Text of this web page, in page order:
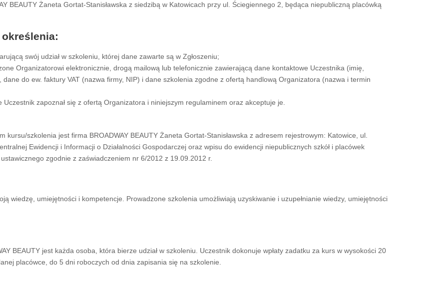
BEAUTY Żaneta Gortat-Stanisławska z siedzibą w Katowicach przy ul. Ściegiennego 2, będąca niepubliczną placówką
swój udział w szkoleniu, której dane zawarte są w Zgłoszeniu;
Organizatorowi elektronicznie, drogą mailową lub telefonicznie zawierającą dane kontaktowe Uczestnika (imię,
do ew. faktury VAT (nazwa firmy, NIP) i dane szkolenia zgodne z ofertą handlową Organizatora (nazwa i termin
zapoznał się z ofertą Organizatora i niniejszym regulaminem oraz akceptuje je.
szkolenia jest firma BROADWAY BEAUTY Żaneta Gortat-Stanisławska z adresem rejestrowym: Katowice, ul.
Ewidencji i Informacji o Działalności Gospodarczej oraz wpisu do ewidencji niepublicznych szkół i placówek
zgodnie z zaświadczeniem nr 6/2012 z 19.09.2012 r.
wiedzę, umiejętności i kompetencje. Prowadzone szkolenia umożliwiają uzyskiwanie i uzupełnianie wiedzy, umiejętności
BEAUTY jest każda osoba, która bierze udział w szkoleniu. Uczestnik dokonuje wpłaty zadatku za kurs w wysokości 20
placówce, do 5 dni roboczych od dnia zapisania się na szkolenie.